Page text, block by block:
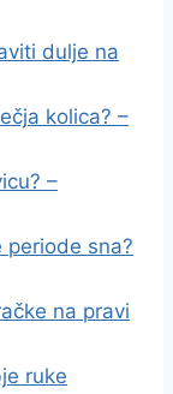
dulje na
kolica? –
–
sna?
na pravi
ruke